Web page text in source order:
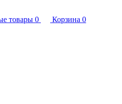
товары 0 Корзина 0